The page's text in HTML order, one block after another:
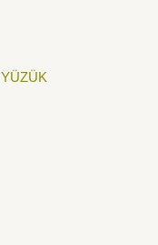
YÜZÜK